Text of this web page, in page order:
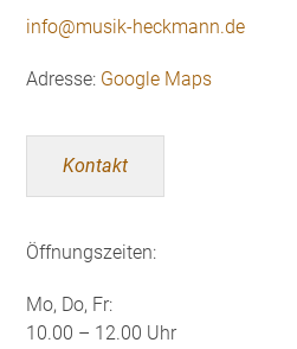
info@musik-heckmann.de
Adresse: Google Maps
Kontakt
Öffnungszeiten:
Mo, Do, Fr:
10.00 – 12.00 Uhr